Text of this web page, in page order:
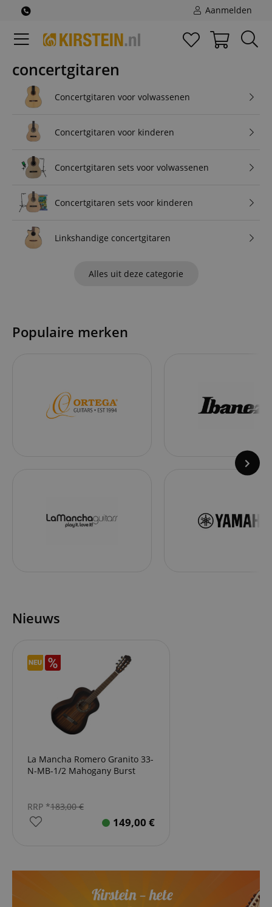
Aanmelden
concertgitaren
Concertgitaren voor volwassenen
Concertgitaren voor kinderen
Concertgitaren sets voor volwassenen
Concertgitaren sets voor kinderen
Linkshandige concertgitaren
Alles uit deze categorie
Populaire merken
Nieuws
La Mancha Romero Granito 33-
N-MB-1/2 Mahogany Burst
RRP *183,00€
149,00 €